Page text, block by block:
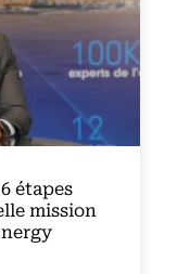
étapes
mission